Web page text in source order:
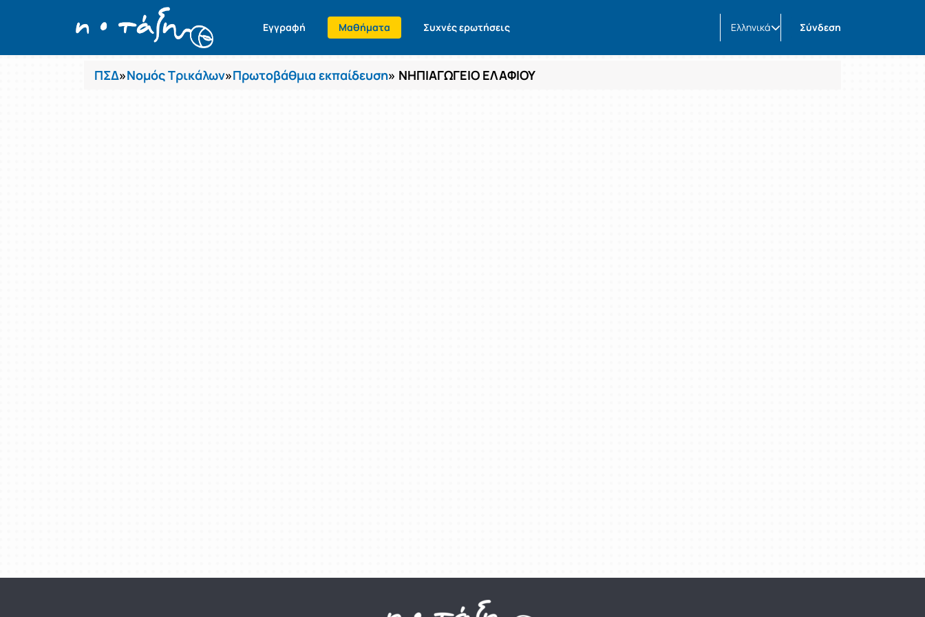
Εγγραφή Μαθήματα Συχνές ερωτήσεις Ελληνικά Σύνδεση
Μαθήματα
ΠΣΔ»Νομός Τρικάλων»Πρωτοβάθμια εκπαίδευση» ΝΗΠΙΑΓΩΓΕΙΟ ΕΛΑΦΙΟΥ